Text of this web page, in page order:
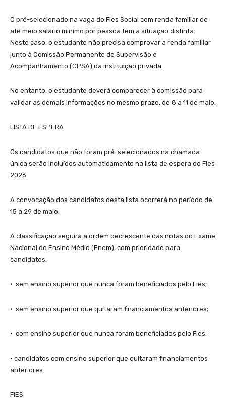
O pré-selecionado na vaga do Fies Social com renda familiar de
até meio salário mínimo por pessoa tem a situação distinta.
Neste caso, o estudante não precisa comprovar a renda familiar
junto à Comissão Permanente de Supervisão e
Acompanhamento (CPSA) da instituição privada.
No entanto, o estudante deverá comparecer à comissão para
validar as demais informações no mesmo prazo, de 8 a 11 de maio.
LISTA DE ESPERA
Os candidatos que não foram pré-selecionados na chamada
única serão incluídos automaticamente na lista de espera do Fies
2026.
A convocação dos candidatos desta lista ocorrerá no período de
15 a 29 de maio.
A classificação seguirá a ordem decrescente das notas do Exame
Nacional do Ensino Médio (Enem), com prioridade para
candidatos:
· sem ensino superior que nunca foram beneficiados pelo Fies;
· sem ensino superior que quitaram financiamentos anteriores;
· com ensino superior que nunca foram beneficiados pelo Fies;
· candidatos com ensino superior que quitaram financiamentos
anteriores.
FIES